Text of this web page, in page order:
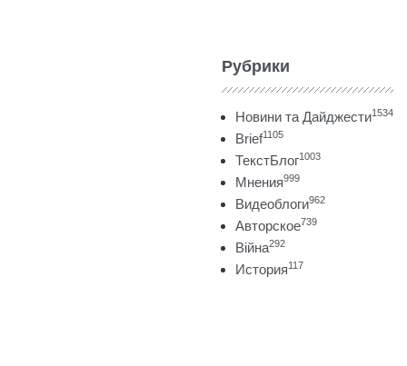
Рубрики
Новини та Дайджести1534
Brief1105
ТекстБлог1003
Мнения999
Видеоблоги962
Авторское739
Війна292
История117